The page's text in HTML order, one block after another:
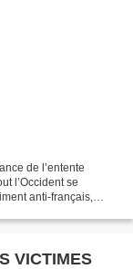
de l’entente
l’Occident se
anti-français,
VICTIMES